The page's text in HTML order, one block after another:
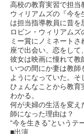
高校の教育実習で担当
ウィリアムズの『今を
は担当指導教員に昔を
ロビン・ウィリアム
ミー賞にノミネート
座で出会い、恋をして
彼女は映画に憧れて教
いつの間にか妻は教師
ようになっていた。そ
ひょんなことから教育
わかる。
何が夫婦の生活を変え
師になった理由は？
“今を生きる”というテ
■出演